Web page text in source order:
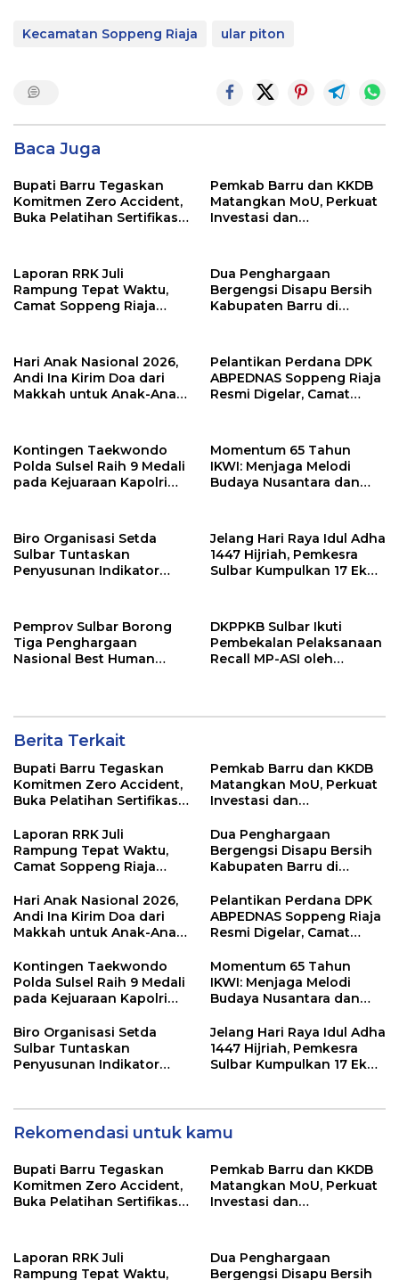
Kecamatan Soppeng Riaja ular piton
Baca Juga
Bupati Barru Tegaskan
Komitmen Zero Accident,
Buka Pelatihan Sertifikasi
Pemkab Barru dan KKDB
Matangkan MoU, Perkuat
Investasi dan
Laporan RRK Juli
Rampung Tepat Waktu,
Camat Soppeng Riaja
Dua Penghargaan
Bergengsi Disapu Bersih
Kabupaten Barru di
Hari Anak Nasional 2026,
Andi Ina Kirim Doa dari
Makkah untuk Anak-Anak
Pelantikan Perdana DPK
ABPEDNAS Soppeng Riaja
Resmi Digelar, Camat
Kontingen Taekwondo
Polda Sulsel Raih 9 Medali
pada Kejuaraan Kapolri
Momentum 65 Tahun
IKWI: Menjaga Melodi
Budaya Nusantara dan
Biro Organisasi Setda
Sulbar Tuntaskan
Penyusunan Indikator
Jelang Hari Raya Idul Adha
1447 Hijriah, Pemkesra
Sulbar Kumpulkan 17 Ekor
Pemprov Sulbar Borong
Tiga Penghargaan
Nasional Best Human
DKPPKB Sulbar Ikuti
Pembekalan Pelaksanaan
Recall MP-ASI oleh
Berita Terkait
Bupati Barru Tegaskan
Komitmen Zero Accident,
Buka Pelatihan Sertifikasi
Pemkab Barru dan KKDB
Matangkan MoU, Perkuat
Investasi dan
Laporan RRK Juli
Rampung Tepat Waktu,
Camat Soppeng Riaja
dan Kelurahan
Dua Penghargaan
Bergengsi Disapu Bersih
Kabupaten Barru di
Hari Anak Nasional 2026,
Andi Ina Kirim Doa dari
Makkah untuk Anak-Anak
Pelantikan Perdana DPK
ABPEDNAS Soppeng Riaja
Resmi Digelar, Camat
Wujudkan Desa Maju
Kontingen Taekwondo
Polda Sulsel Raih 9 Medali
pada Kejuaraan Kapolri
Momentum 65 Tahun
IKWI: Menjaga Melodi
Budaya Nusantara dan
Pers
Biro Organisasi Setda
Sulbar Tuntaskan
Penyusunan Indikator
Jelang Hari Raya Idul Adha
1447 Hijriah, Pemkesra
Sulbar Kumpulkan 17 Ekor
Rekomendasi untuk kamu
Bupati Barru Tegaskan
Komitmen Zero Accident,
Buka Pelatihan Sertifikasi
Pemkab Barru dan KKDB
Matangkan MoU, Perkuat
Investasi dan
Laporan RRK Juli
Rampung Tepat Waktu,
Dua Penghargaan
Bergengsi Disapu Bersih